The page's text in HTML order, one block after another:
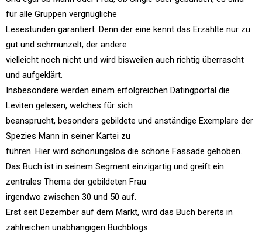
für alle Gruppen vergnügliche
Lesestunden garantiert. Denn der eine kennt das Erzählte nur zu
gut und schmunzelt, der andere
vielleicht noch nicht und wird bisweilen auch richtig überrascht
und aufgeklärt.
Insbesondere werden einem erfolgreichen Datingportal die
Leviten gelesen, welches für sich
beansprucht, besonders gebildete und anständige Exemplare der
Spezies Mann in seiner Kartei zu
führen. Hier wird schonungslos die schöne Fassade gehoben.
Das Buch ist in seinem Segment einzigartig und greift ein
zentrales Thema der gebildeten Frau
irgendwo zwischen 30 und 50 auf.
Erst seit Dezember auf dem Markt, wird das Buch bereits in
zahlreichen unabhängigen Buchblogs